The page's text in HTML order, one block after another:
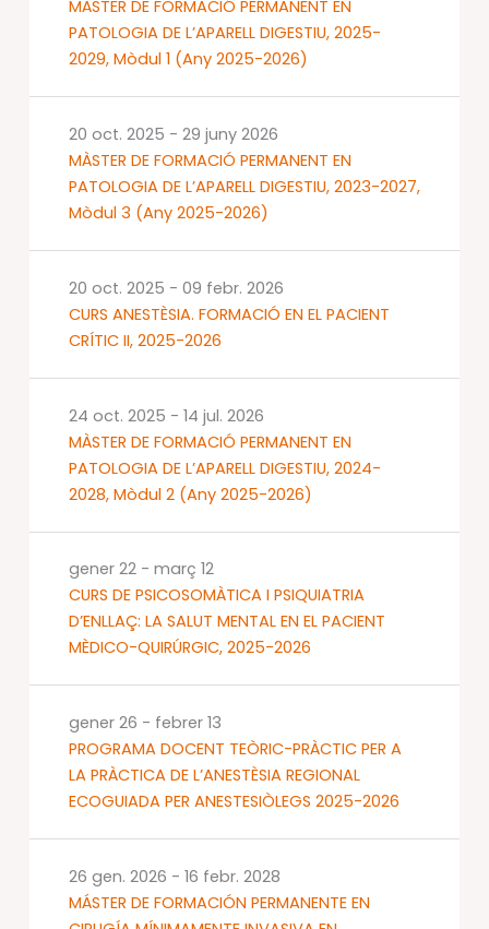
MÀSTER DE FORMACIÓ PERMANENT EN
PATOLOGIA DE L’APARELL DIGESTIU, 2025-
2029, Mòdul 1 (Any 2025-2026)
MÀSTER DE FORMACIÓ PERMANENT EN
PATOLOGIA DE L’APARELL DIGESTIU, 2023-2027,
Mòdul 3 (Any 2025-2026)
20 oct. 2025 - 29 juny 2026
CURS ANESTÈSIA. FORMACIÓ EN EL PACIENT
CRÍTIC II, 2025-2026
20 oct. 2025 - 09 febr. 2026
MÀSTER DE FORMACIÓ PERMANENT EN
PATOLOGIA DE L’APARELL DIGESTIU, 2024-
2028, Mòdul 2 (Any 2025-2026)
24 oct. 2025 - 14 jul. 2026
CURS DE PSICOSOMÀTICA I PSIQUIATRIA
D’ENLLAÇ: LA SALUT MENTAL EN EL PACIENT
MÈDICO-QUIRÚRGIC, 2025-2026
gener 22- març 12
PROGRAMA DOCENT TEÒRIC-PRÀCTIC PER A
LA PRÀCTICA DE L’ANESTÈSIA REGIONAL
ECOGUIADA PER ANESTESIÒLEGS 2025-2026
gener 26 - febrer 13
MÁSTER DE FORMACIÓN PERMANENTE EN
26 gen. 2026 - 16 febr. 2028